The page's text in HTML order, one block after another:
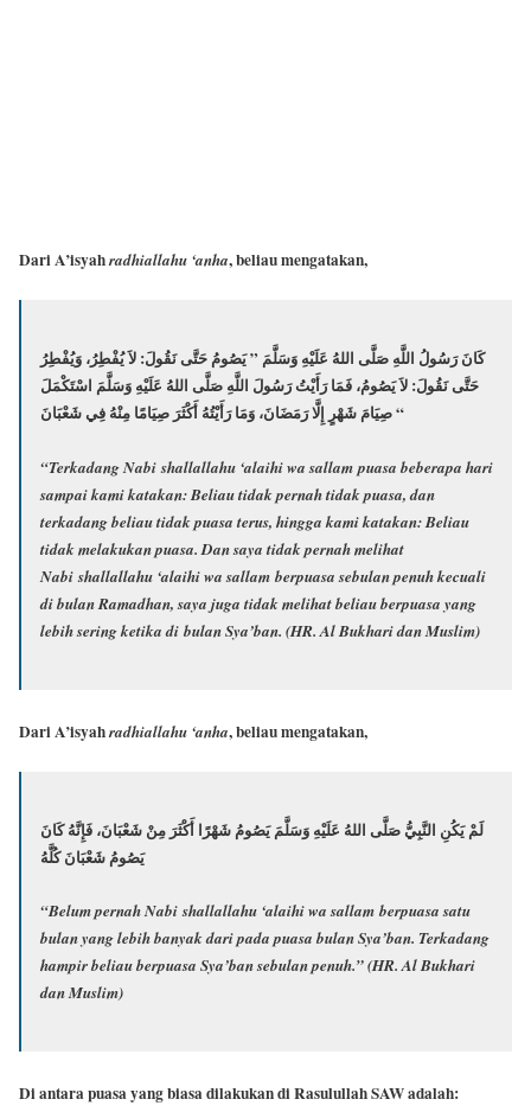
Dari A’isyahradhiallahu ‘anha, beliau mengatakan,
كَانَ رَسُولُ اللَّهِ صَلَّى اللهُ عَلَيْهِ وَسَلَّمَ ” يَصُومُ حَتَّى نَقُولَ: لاَ يُفْطِرُ، وَيُفْطِرُ
حَتَّى نَقُولَ: لاَ يَصُومُ، فَمَا رَأَيْتُ رَسُولَ اللَّهِ صَلَّى اللهُ عَلَيْهِ وَسَلَّمَ اسْتَكْمَلَ
صِيَامَ شَهْرٍ إِلَّا رَمَضَانَ، وَمَا رَأَيْتُهُ أَكْثَرَ صِيَامًا مِنْهُ فِي شَعْبَانَ “
“Terkadang Nabi shallallahu ‘alaihi wa sallam puasa beberapa hari
sampai kami katakan: Beliau tidak pernah tidak puasa, dan
terkadang beliau tidak puasa terus, hingga kami katakan: Beliau
tidak melakukan puasa. Dan saya tidak pernah melihat
Nabi shallallahu ‘alaihi wa sallam berpuasa sebulan penuh kecuali
di bulan Ramadhan, saya juga tidak melihat beliau berpuasa yang
lebih sering ketika di bulan Sya’ban. (HR. Al Bukhari dan Muslim)
Dari A’isyahradhiallahu ‘anha, beliau mengatakan,
لَمْ يَكُنِ النَّبِيُّ صَلَّى اللهُ عَلَيْهِ وَسَلَّمَ يَصُومُ شَهْرًا أَكْثَرَ مِنْ شَعْبَانَ، فَإِنَّهُ كَانَ
يَصُومُ شَعْبَانَ كُلَّهُ
“Belum pernah Nabi shallallahu ‘alaihi wa sallam berpuasa satu
bulan yang lebih banyak dari pada puasa bulan Sya’ban. Terkadang
hampir beliau berpuasa Sya’ban sebulan penuh.”(HR. Al Bukhari
dan Muslim)
Di antara puasa yang biasa dilakukan di Rasulullah SAW adalah: